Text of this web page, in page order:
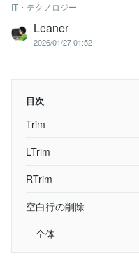
IT・テクノロジー
Leaner
2026/01/27 01:52
目次
Trim
LTrim
RTrim
空白行の削除
全体